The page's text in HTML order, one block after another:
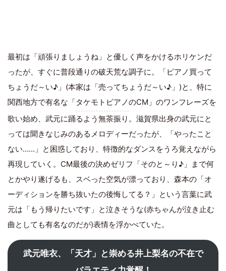
最初は「頑張りましょうね」と優しく声をかけるホリケンだ
ったが、すぐに普段通りの破天荒な調子に。「ピアノ買って
ちょうだ～い♪」(本家は「売ってちょうだ～い♪」)と、特に
関西地方で有名な「タケモトピアノのCM」のワンフレーズを
歌い始め、武元に踊るよう無茶振り。滋賀県出身の武元にと
っては聞きなじみのあるメロディーだったが、「やったこと
ない……」と困惑しており、特徴的なダンスをうろ覚えながら
再現していく。CM最後の決めゼリフ「そのと～り♪」まで何
とかやり遂げるも、スベった空気が漂っており、森本の「オ
ーディションを勝ち抜いたの後悔してる？」という言葉に武
元は「もう帰りたいです」と泣きそうな(赤ちゃんが泣き止む
曲としても有名なのだが)表情を浮かべていた。
武元唯衣、「天才」と崇める井上梨名の不在で